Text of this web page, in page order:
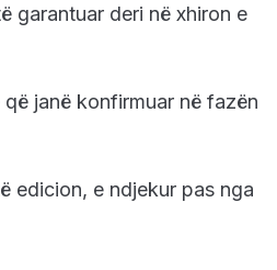
garantuar deri në xhiron e
janë konfirmuar në fazën
edicion, e ndjekur pas nga